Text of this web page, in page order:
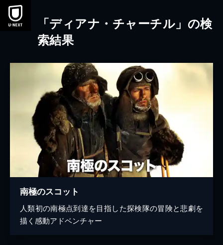
本文へスキップ
「ディアナ・チャーチル」の検
索結果
南極のスコット
人類初の南極点到達を目指した探検隊の冒険と悲劇を
描く感動アドベンチャー